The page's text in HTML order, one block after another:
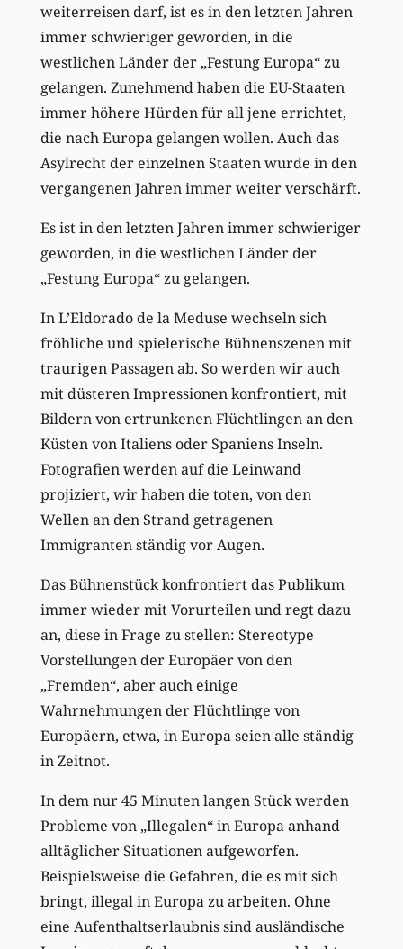
weiterreisen darf, ist es in den letzten Jahren
immer schwieriger geworden, in die
westlichen Länder der „Festung Europa“ zu
gelangen. Zunehmend haben die EU-Staaten
immer höhere Hürden für all jene errichtet,
die nach Europa gelangen wollen. Auch das
Asylrecht der einzelnen Staaten wurde in den
vergangenen Jahren immer weiter verschärft.
Es ist in den letzten Jahren immer schwieriger
geworden, in die westlichen Länder der
„Festung Europa“ zu gelangen.
In L’Eldorado de la Meduse wechseln sich
fröhliche und spielerische Bühnenszenen mit
traurigen Passagen ab. So werden wir auch
mit düsteren Impressionen konfrontiert, mit
Bildern von ertrunkenen Flüchtlingen an den
Küsten von Italiens oder Spaniens Inseln.
Fotografien werden auf die Leinwand
projiziert, wir haben die toten, von den
Wellen an den Strand getragenen
Immigranten ständig vor Augen.
Das Bühnenstück konfrontiert das Publikum
immer wieder mit Vorurteilen und regt dazu
an, diese in Frage zu stellen: Stereotype
Vorstellungen der Europäer von den
„Fremden“, aber auch einige
Wahrnehmungen der Flüchtlinge von
Europäern, etwa, in Europa seien alle ständig
in Zeitnot.
In dem nur 45 Minuten langen Stück werden
Probleme von „Illegalen“ in Europa anhand
alltäglicher Situationen aufgeworfen.
Beispielsweise die Gefahren, die es mit sich
bringt, illegal in Europa zu arbeiten. Ohne
eine Aufenthaltserlaubnis sind ausländische